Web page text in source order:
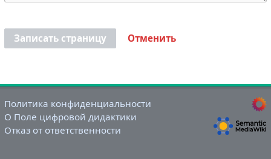
Записать страницу Отменить
Политика конфиденциальности
О Поле цифровой дидактики
Отказ от ответственности